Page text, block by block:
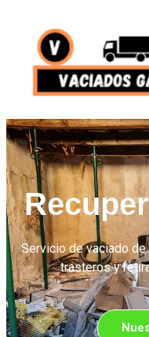
Servicio de vaciado
trasteros y